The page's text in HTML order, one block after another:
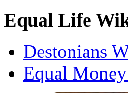
Equal Life
Destonians
Equal